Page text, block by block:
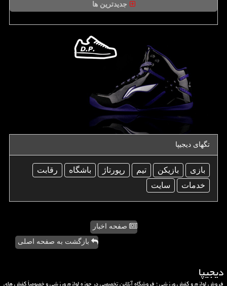
جدیدترین ها
تگهای دیجیپا
بازی بازیكن تیم رپورتاژ باشگاه
رقابت
خدمات
سایت
صفحه اخبار
بازگشت به صفحه اصلی
دیجیپا